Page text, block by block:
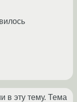
в эту тему. Тема